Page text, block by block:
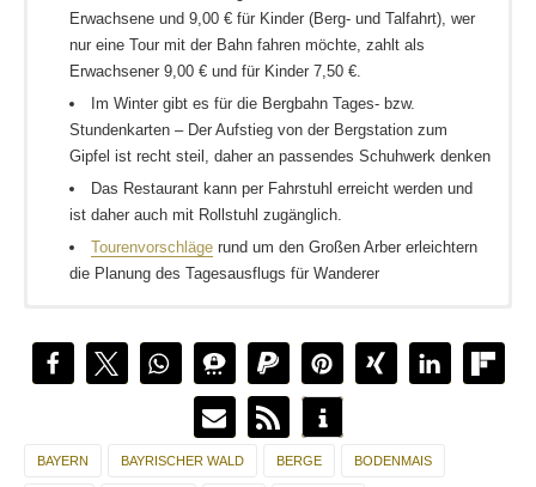
Erwachsene und 9,00 € für Kinder (Berg- und Talfahrt), wer
nur eine Tour mit der Bahn fahren möchte, zahlt als
Erwachsener 9,00 € und für Kinder 7,50 €.
Im Winter gibt es für die Bergbahn Tages- bzw.
Stundenkarten – Der Aufstieg von der Bergstation zum
Gipfel ist recht steil, daher an passendes Schuhwerk denken
Das Restaurant kann per Fahrstuhl erreicht werden und
ist daher auch mit Rollstuhl zugänglich.
Tourenvorschläge rund um den Großen Arber erleichtern
die Planung des Tagesausflugs für Wanderer
BAYERN BAYRISCHER WALD BERGE BODENMAIS